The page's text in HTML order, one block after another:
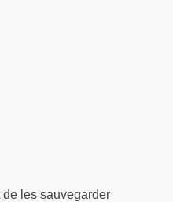
les sauvegarder